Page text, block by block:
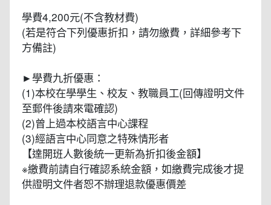
學費4,200元(不含教材費)
(若是符合下列優惠折扣，請勿繳費，詳細參考下
方備註)
►學費九折優惠：
(1)本校在學學生、校友、教職員工(回傳證明文件
至郵件後請來電確認)
(2)曾上過本校語言中心課程
(3)經語言中心同意之特殊情形者
【達開班人數後統一更新為折扣後金額】
※繳費前請自行確認系統金額，如繳費完成後才提
供證明文件者恕不辦理退款優惠價差